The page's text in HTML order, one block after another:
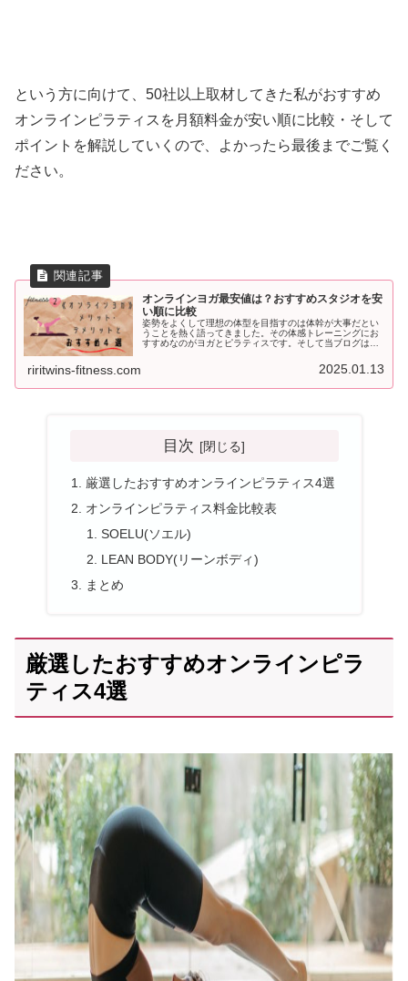
という方に向けて、50社以上取材してきた私がおすすめ
オンラインピラティスを月額料金が安い順に比較・そして
ポイントを解説していくので、よかったら最後までご覧く
ださい。
オンラインヨガ最安値は？おすすめスタジオを安
い順に比較
姿勢をよくして理想の体型を目指すのは体幹が大事だとい
うことを熱く語ってきました。その体感トレーニングにお
すすめなのがヨガとピラティスです。そして当ブログはマ
宅で簡単に受けられるオンラインヨガを紹介していこうと
riritwins-fitness.com 2025.01.13
目次
厳選したおすすめオンラインピラティス4選
オンラインピラティス料金比較表
SOELU(ソエル)
LEAN BODY(リーンボディ)
まとめ
厳選したおすすめオンラインピラ
ティス4選